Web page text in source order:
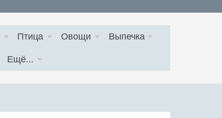
Птица Овощи Выпечка
Ещё...